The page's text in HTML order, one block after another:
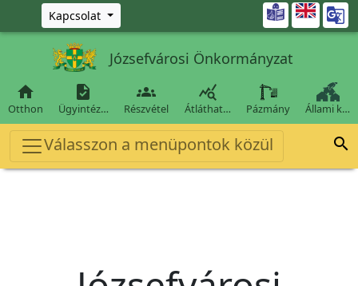
Ugrás a fő tartalomra
Kapcsolat 
Józsefvárosi Önkormányzat

Otthon

Ügyintéz…

Részvétel

Átláthat… Pázmány Állami k…
Válasszon a menüpontok közül 